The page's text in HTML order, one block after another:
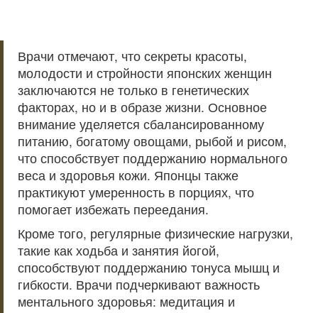
Врачи отмечают, что секреты красоты,
молодости и стройности японских женщин
заключаются не только в генетических
факторах, но и в образе жизни. Основное
внимание уделяется сбалансированному
питанию, богатому овощами, рыбой и рисом,
что способствует поддержанию нормального
веса и здоровья кожи. Японцы также
практикуют умеренность в порциях, что
помогает избежать переедания.
Кроме того, регулярные физические нагрузки,
такие как ходьба и занятия йогой,
способствуют поддержанию тонуса мышц и
гибкости. Врачи подчеркивают важность
ментального здоровья: медитация и